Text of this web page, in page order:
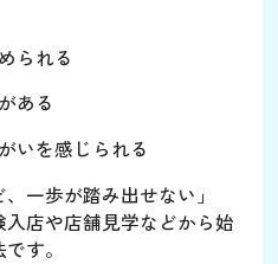
られる
ある
いを感じられる
一歩が踏み出せない」
店や店舗見学などから始
す。